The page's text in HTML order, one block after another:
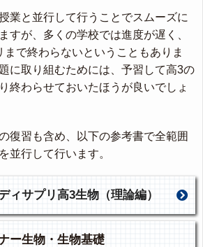
業と並行して行うことでスムーズに
すが、多くの学校では進度が遅く、
で終わらないということもありま
に取り組むためには、予習して高3の
終わらせておいたほうが良いでしょ
復習も含め、以下の参考書で全範囲
並行して行います。
ィサプリ高3生物（理論編）
ー生物・生物基礎